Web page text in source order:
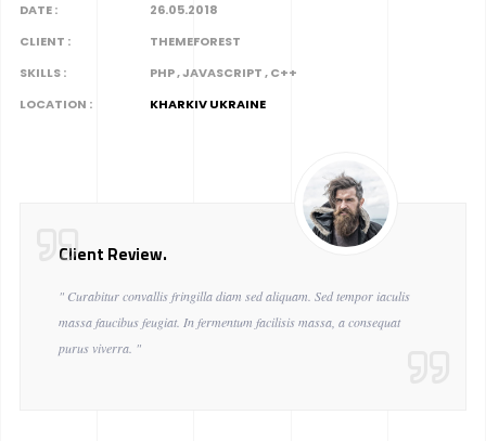
DATE :
26.05.2018
CLIENT :
THEMEFOREST
SKILLS :
PHP , JAVASCRIPT , C++
LOCATION :
KHARKIV UKRAINE
Client Review.
" Curabitur convallis fringilla diam sed aliquam. Sed tempor iaculis
massa faucibus feugiat. In fermentum facilisis massa, a consequat
purus viverra. "